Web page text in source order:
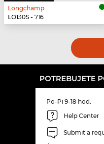
Longchamp
LO130S - 716
POTREBUJETE
Po-Pi 9-18 hod.
Help Center
Submit a